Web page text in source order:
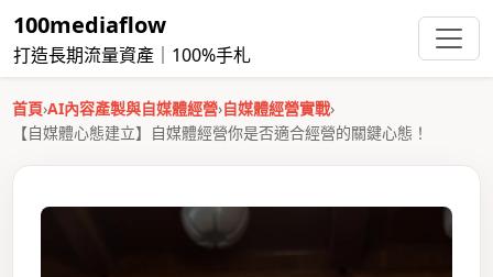
100mediaflow
打造長期流量資產｜100%手札
首頁›AI內容產製與自媒體經營›自媒體經營實戰›
【自媒體心態建立】自媒體經營你是否適合經營的關鍵心態！